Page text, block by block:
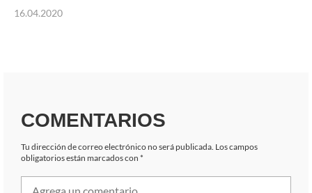
16.04.2020
COMENTARIOS
Tu dirección de correo electrónico no será publicada. Los campos
obligatorios están marcados con *